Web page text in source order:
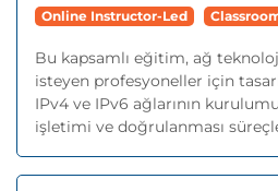
Online Instructor-Led
Bu kapsamlı eğitim, ağ
isteyen profesyoneller için
IPv4 ve IPv6 ağlarının
işletimi ve doğrulanması